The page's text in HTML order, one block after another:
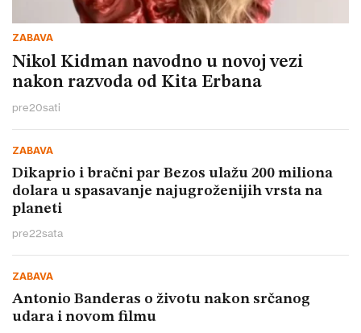
ZABAVA
Nikol Kidman navodno u novoj vezi
nakon razvoda od Kita Erbana
pre20sati
ZABAVA
Dikaprio i bračni par Bezos ulažu 200 miliona
dolara u spasavanje najugroženijih vrsta na
planeti
pre22sata
ZABAVA
Antonio Banderas o životu nakon srčanog
udara i novom filmu